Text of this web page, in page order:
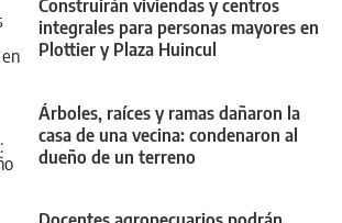
Construirán viviendas y centros
integrales para personas mayores en
Plottier y Plaza Huincul
Árboles, raíces y ramas dañaron la
casa de una vecina: condenaron al
dueño de un terreno